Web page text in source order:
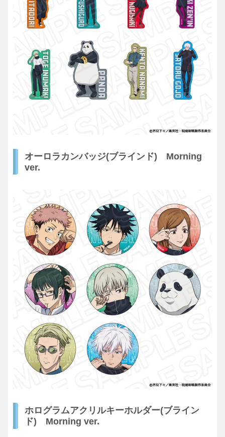
オーロラカンバッジ(ブラインド) Morning
ver.
ホログラムアクリルキーホルダー(ブライン
ド) Morning ver.